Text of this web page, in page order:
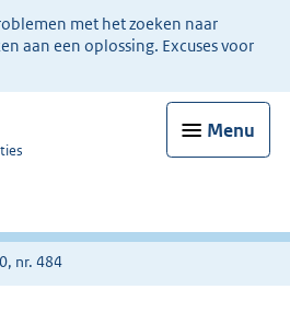
met het zoeken naar
aan een oplossing. Excuses voor
Menu
nr. 484